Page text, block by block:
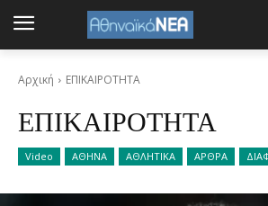
Αρχική ΕΠΙΚΑΙΡΟΤΗΤΑ
ΕΠΙΚΑΙΡΟΤΗΤΑ
Video ΑΘΗΝΑ ΑΘΛΗΤΙΚΑ ΑΡΘΡΑ